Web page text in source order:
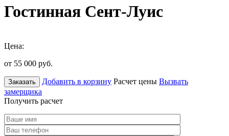
Гостинная Сент-Луис
Цена:
от 55 000 руб.
Заказать Добавить в корзину Расчет цены Вызвать
замерщика
Получить расчет